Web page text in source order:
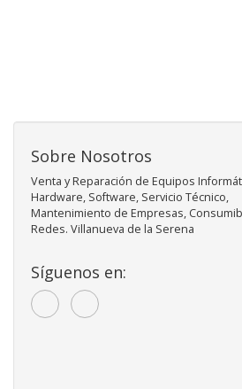
Sobre Nosotros
Venta y Reparación de Equipos
Hardware, Software, Servicio Técnico,
Mantenimiento de Empresas,
Redes. Villanueva de la Serena
Síguenos en: